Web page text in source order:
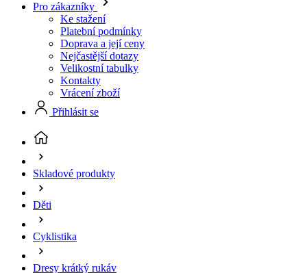
Pro zákazníky
Ke stažení
Platební podmínky
Doprava a její ceny
Nejčastější dotazy
Velikostní tabulky
Kontakty
Vrácení zboží
Přihlásit se
Skladové produkty
Děti
Cyklistika
Dresy krátký rukáv